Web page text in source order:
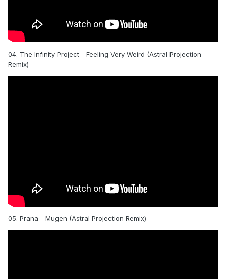
04. The Infinity Project - Feeling Very Weird (Astral Projection
Remix)
05. Prana - Mugen (Astral Projection Remix)